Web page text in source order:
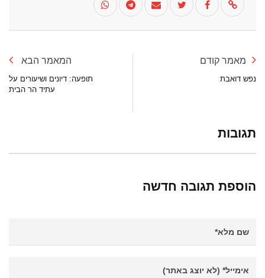
מאמר קודם
נפש דואבת
המאמר הבא
תופעה: דיונים ושיעורים על
עתיד הר הבית
תגובות
הוספת תגובה חדשה